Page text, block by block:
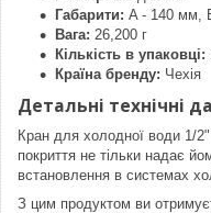
Габарити: A - 140 мм,
Вага: 26,200 г
Кількість в упаковці:
Країна бренду: Чехія
Детальні технічні
Кран для холодної води 1/2"
покриття не тільки надає
встановлення в системах
З цим продуктом ви